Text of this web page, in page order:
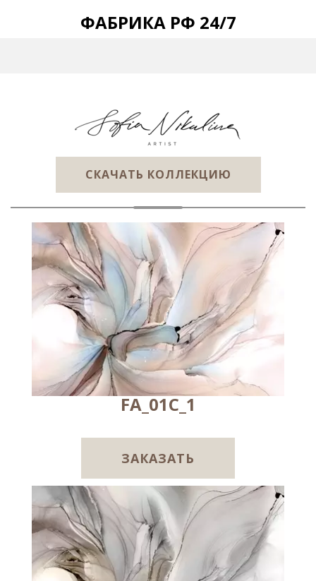
ФАБРИКА РФ 24/7
СКАЧАТЬ КОЛЛЕКЦИЮ
FA_01C_1
ЗАКАЗАТЬ